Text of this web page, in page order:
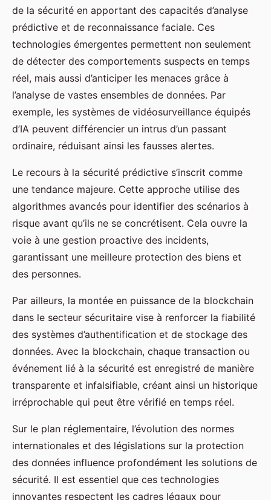
de la sécurité en apportant des capacités d’analyse
prédictive et de reconnaissance faciale. Ces
technologies émergentes permettent non seulement
de détecter des comportements suspects en temps
réel, mais aussi d’anticiper les menaces grâce à
l’analyse de vastes ensembles de données. Par
exemple, les systèmes de vidéosurveillance équipés
d’IA peuvent différencier un intrus d’un passant
ordinaire, réduisant ainsi les fausses alertes.
Le recours à la sécurité prédictive s’inscrit comme
une tendance majeure. Cette approche utilise des
algorithmes avancés pour identifier des scénarios à
risque avant qu’ils ne se concrétisent. Cela ouvre la
voie à une gestion proactive des incidents,
garantissant une meilleure protection des biens et
des personnes.
Par ailleurs, la montée en puissance de la blockchain
dans le secteur sécuritaire vise à renforcer la fiabilité
des systèmes d’authentification et de stockage des
données. Avec la blockchain, chaque transaction ou
événement lié à la sécurité est enregistré de manière
transparente et infalsifiable, créant ainsi un historique
irréprochable qui peut être vérifié en temps réel.
Sur le plan réglementaire, l’évolution des normes
internationales et des législations sur la protection
des données influence profondément les solutions de
sécurité. Il est essentiel que ces technologies
innovantes respectent les cadres légaux pour